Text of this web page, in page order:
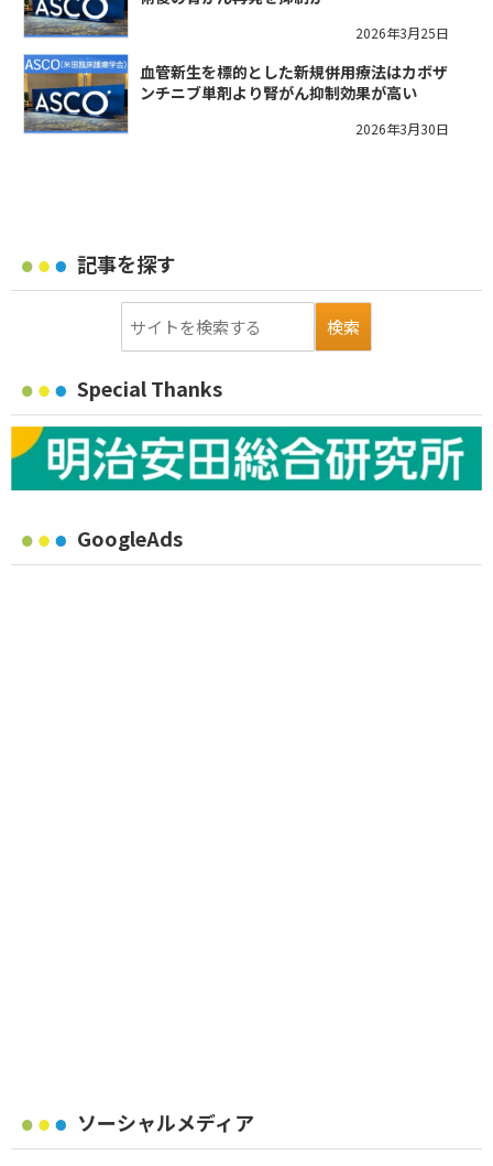
2026年3月25日
血管新生を標的とした新規併用療法はカボザ
ンチニブ単剤より腎がん抑制効果が高い
2026年3月30日
記事を探す
Special Thanks
GoogleAds
ソーシャルメディア